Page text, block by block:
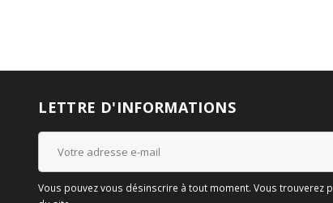
LETTRE D'INFORMATIONS
Vous pouvez vous désinscrire à tout moment. Vous